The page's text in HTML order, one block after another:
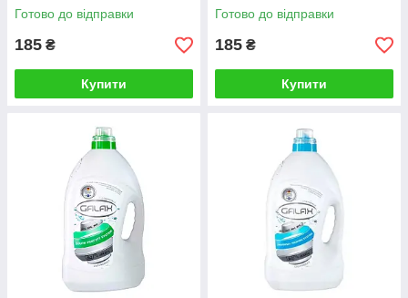
Готово до відправки
185 ₴
Купити
Готово до відправки
185 ₴
Купити